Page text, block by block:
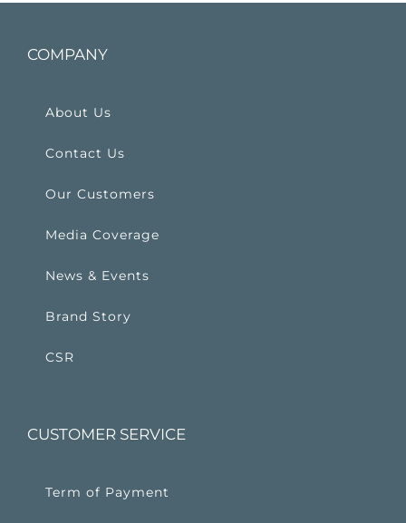
COMPANY
About Us
Contact Us
Our Customers
Media Coverage
News & Events
Brand Story
CSR
CUSTOMER SERVICE
Term of Payment